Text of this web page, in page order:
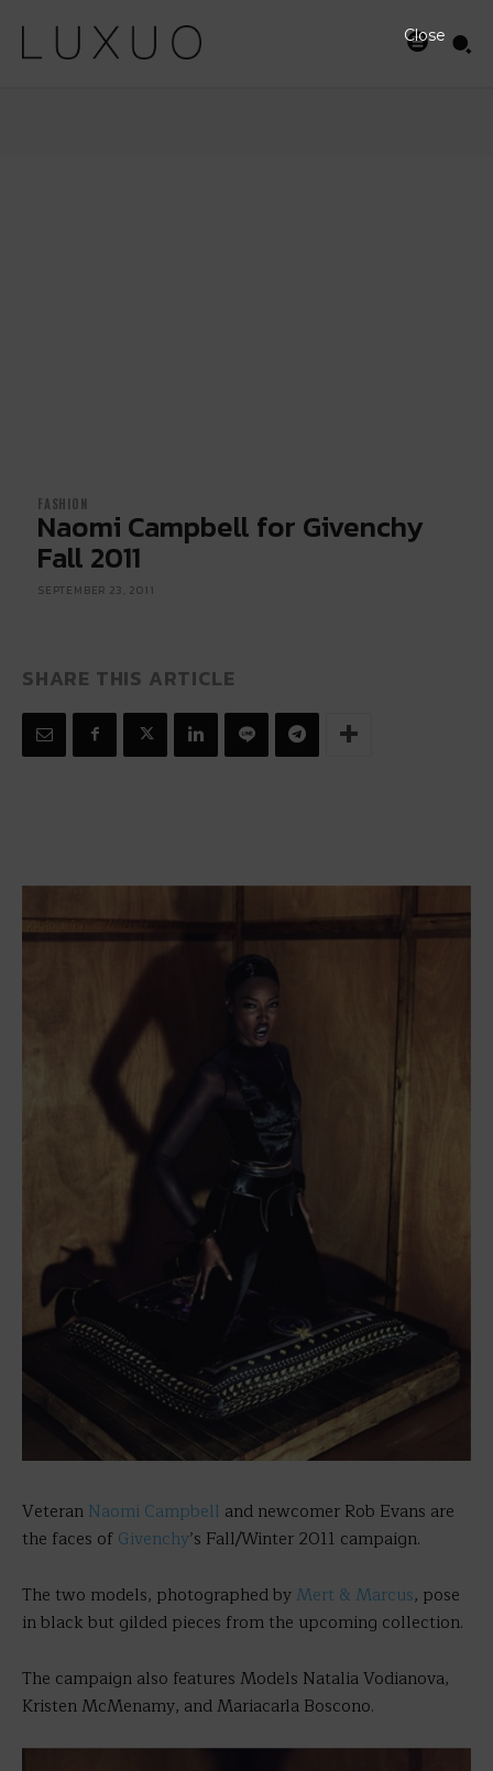
FASHION
Naomi Campbell for Givenchy
Fall 2011
SEPTEMBER 23, 2011
SHARE THIS ARTICLE
Veteran Naomi Campbell and newcomer Rob Evans are
the faces of Givenchy’s Fall/Winter 2011 campaign.
The two models, photographed by Mert & Marcus, pose
in black but gilded pieces from the upcoming collection.
The campaign also features Models Natalia Vodianova,
Kristen McMenamy, and Mariacarla Boscono.
Close